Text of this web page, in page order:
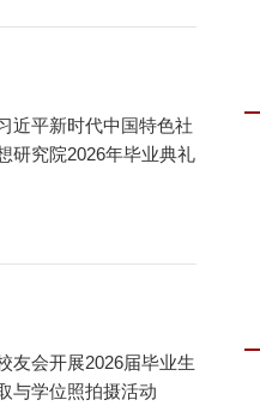
近平新时代中国特色社
研究院2026年毕业典礼
友会开展2026届毕业生
与学位照拍摄活动